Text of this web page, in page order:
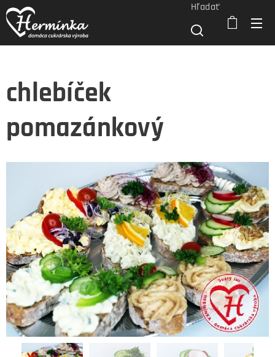
Hľadať
chlebíček
pomazánkový
bryndzová pomazánka
cesnaková so syrom
nivová pomazánka
oškvarková pomazánka
rybacia pomazánka